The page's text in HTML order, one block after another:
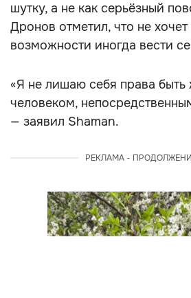
шутку, а не как серьёзный
Дронов отметил, что не хочет
возможности иногда вести
«Я не лишаю себя права
человеком,
— заявил Shaman.
РЕКЛАМА -